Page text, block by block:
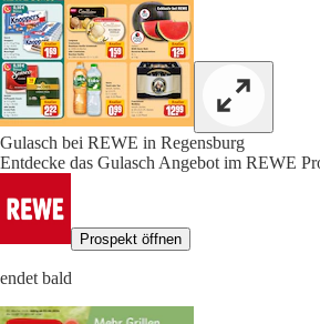
Gulasch bei REWE in Regensburg
Entdecke das Gulasch Angebot im REWE
Prospekt öffnen
endet bald